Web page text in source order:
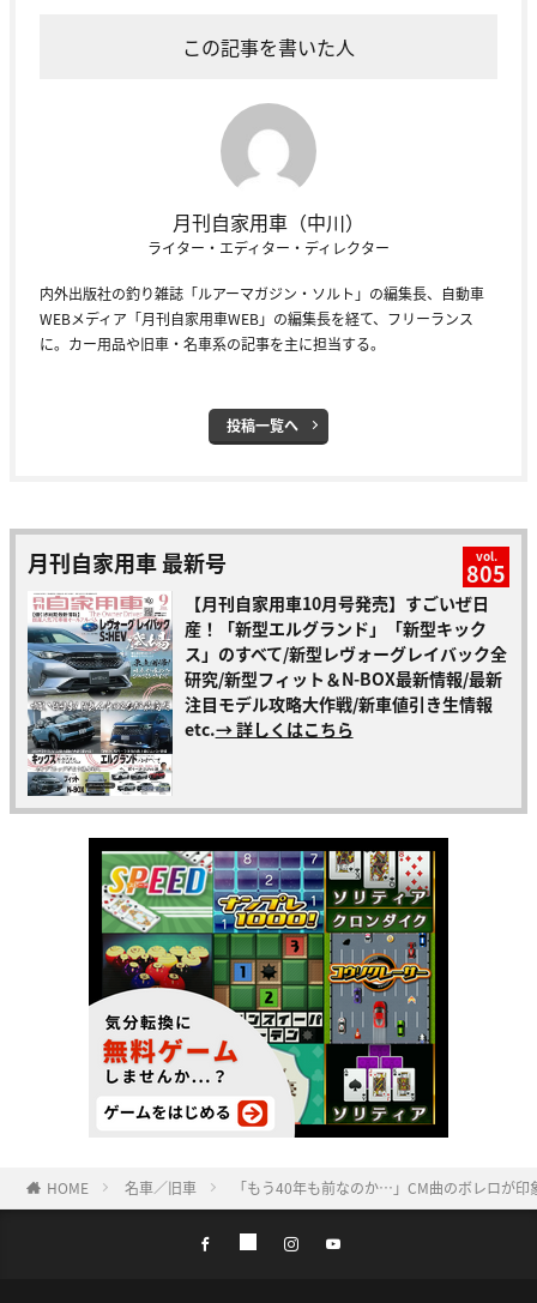
この記事を書いた人
月刊自家用車（中川）
ライター・エディター・ディレクター
内外出版社の釣り雑誌「ルアーマガジン・ソルト」の編集長、自動車
WEBメディア「月刊自家用車WEB」の編集長を経て、フリーランス
に。カー用品や旧車・名車系の記事を主に担当する。
投稿一覧へ
月刊自家用車 最新号 vol.
805
【月刊自家用車10月号発売】すごいぜ日
産！「新型エルグランド」「新型キック
ス」のすべて/新型レヴォーグレイバック全
研究/新型フィット＆N-BOX最新情報/最新
注目モデル攻略大作戦/新車値引き生情報
etc.→ 詳しくはこちら
HOME 名車／旧車 「もう40年も前なのか…」CM曲のボレロが